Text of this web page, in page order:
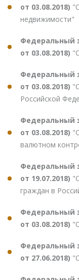
от 03.08.2018)
недвижимости"
Федеральный
от 03.08.2018)
Федеральный
от 03.08.2018)
Российской
Федеральный
от 03.08.2018)
валютном
Федеральный
от 19.07.2018)
граждан в
Федеральный
от 03.08.2018)
Федеральный
от 27.06.2018)